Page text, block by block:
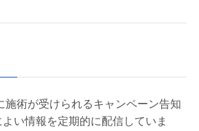
施術が受けられるキャンペーン告知
い情報を定期的に配信していま